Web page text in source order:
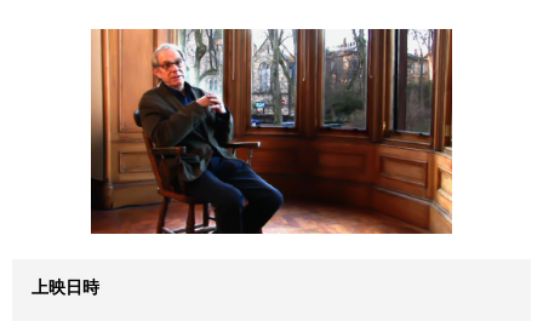
上映日時